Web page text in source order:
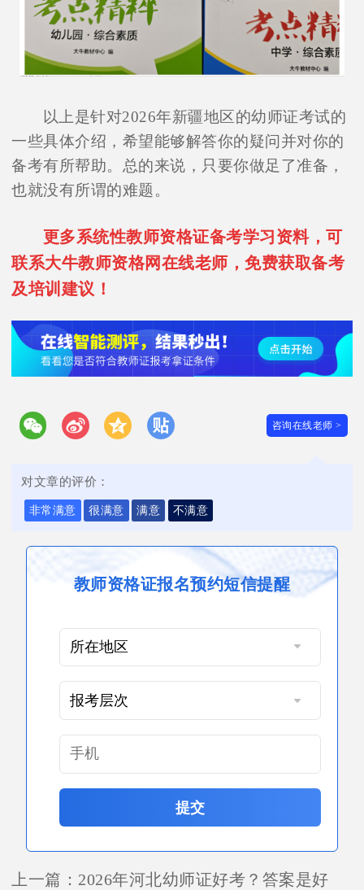
以上是针对2026年新疆地区的幼师证考试的
一些具体介绍，希望能够解答你的疑问并对你的
备考有所帮助。总的来说，只要你做足了准备，
也就没有所谓的难题。
更多系统性教师资格证备考学习资料，可
联系大牛教师资格网在线老师，免费获取备考
及培训建议！
咨询在线老师 >
对文章的评价：
非常满意 很满意 满意 不满意
教师资格证报名预约短信提醒
提交
上一篇： 2026年河北幼师证好考？答案是好